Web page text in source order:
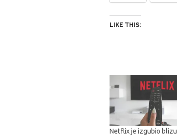
LIKE THIS:
Netflix je izgubio